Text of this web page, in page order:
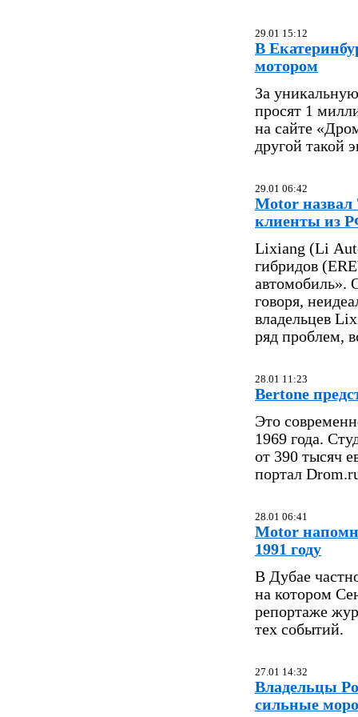
29.01 15:12
В
мотором
За
просят 1
на сайте
другой такой
29.01 06:42
Motor назвал
клиенты из
Lixiang (Li
гибридов
автомобиль».
говоря,
владельцев
ряд проблем,
28.01 11:23
Bertone
Это
1969 года.
от 390 тысяч
портал
28.01 06:41
Motor
1991 году
В Дубае
на котором
репортаже
тех событий.
27.01 14:32
Владельцы
сильные